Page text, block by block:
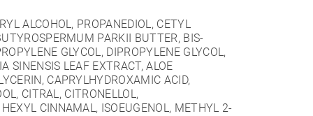
ALCOHOL, PROPANEDIOL, CETYL
PARKII BUTTER, BIS-
GLYCOL, DIPROPYLENE GLYCOL,
SINENSIS LEAF EXTRACT, ALOE
CAPRYLHYDROXAMIC ACID,
CITRAL, CITRONELLOL,
CINNAMAL, ISOEUGENOL, METHYL 2-